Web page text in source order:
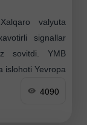
valyuta
signallar
sovitdi. YMB
islohoti Yevropa
chiqarishi
4090